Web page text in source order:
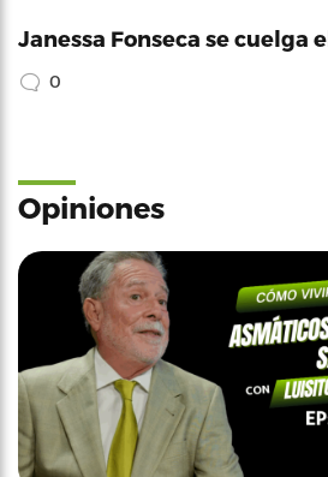
Janessa Fonseca se cuelga
0
Opiniones